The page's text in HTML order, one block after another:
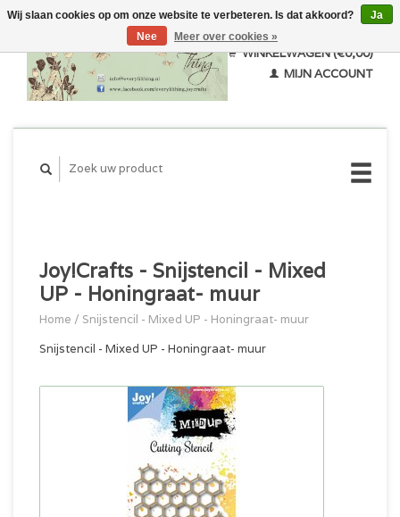
WINKELWAGEN (€0,00)
MIJN ACCOUNT
Joy!Crafts - Snijstencil - Mixed
UP - Honingraat- muur
Home / Snijstencil - Mixed UP - Honingraat- muur
Snijstencil - Mixed UP - Honingraat- muur
Wij slaan cookies op om onze website te verbeteren. Is dat akkoord?
Ja
Nee
Meer over cookies »